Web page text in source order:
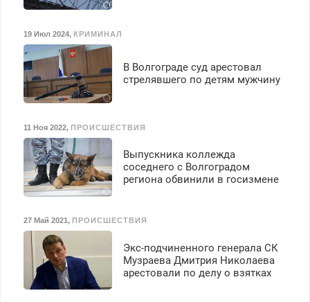
19 Июл 2024, КРИМИНАЛ
В Волгограде суд арестовал
стрелявшего по детям мужчину
11 Ноя 2022, ПРОИСШЕСТВИЯ
Выпускника коллежда
соседнего с Волгоградом
региона обвинили в госизмене
27 Май 2021 , ПРОИСШЕСТВИЯ
Экс-подчиненного генерала СК
Музраева Дмитрия Николаева
арестовали по делу о взятках